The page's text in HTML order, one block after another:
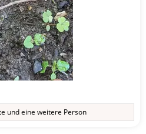
und eine weitere Person